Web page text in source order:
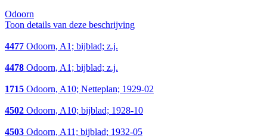
Odoorn
Toon details van deze beschrijving
4477 Odoorn, A1; bijblad; z.j.
4478 Odoorn, A1; bijblad; z.j.
1715 Odoorn, A10; Netteplan; 1929-02
4502 Odoorn, A10; bijblad; 1928-10
4503 Odoorn, A11; bijblad; 1932-05